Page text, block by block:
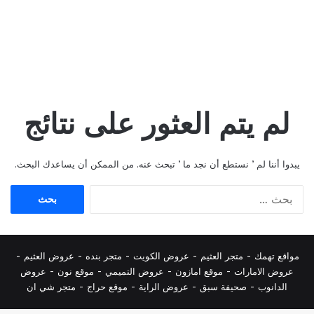
لم يتم العثور على نتائج
يبدوا أننا لم ’ نستطع أن نجد ما ’ تبحث عنه. من الممكن أن يساعدك البحث.
مواقع تهمك - متجر العثيم - عروض الكويت - متجر بنده - عروض العثيم -
عروض الامارات - موقع امازون - عروض التميمي - موقع نون - عروض
الدانوب - صحيفة سبق - عروض الراية - موقع حراج - متجر شي ان